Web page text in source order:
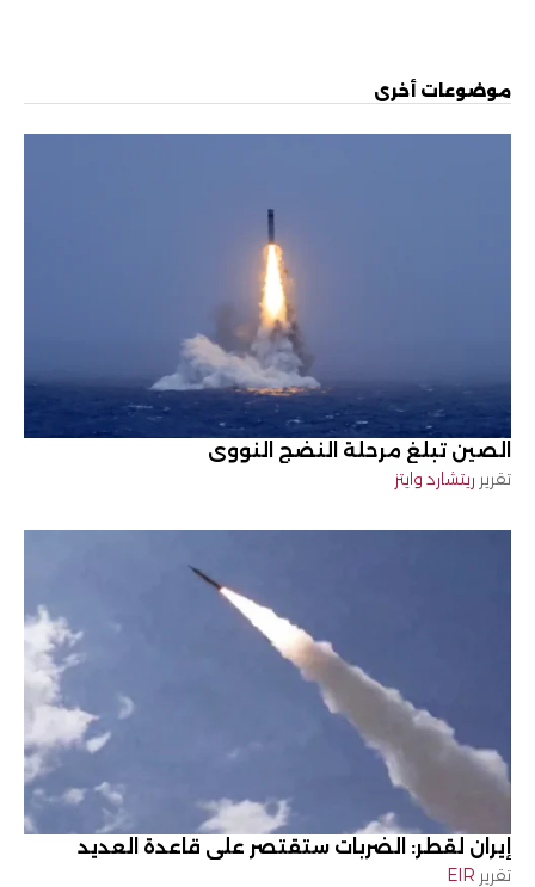
موضوعات أخرى
الصين تبلغ مرحلة النضج النووي
تقرير ريتشارد وايتز
إيران لقطر: الضربات ستقتصر على قاعدة العديد
تقرير EIR